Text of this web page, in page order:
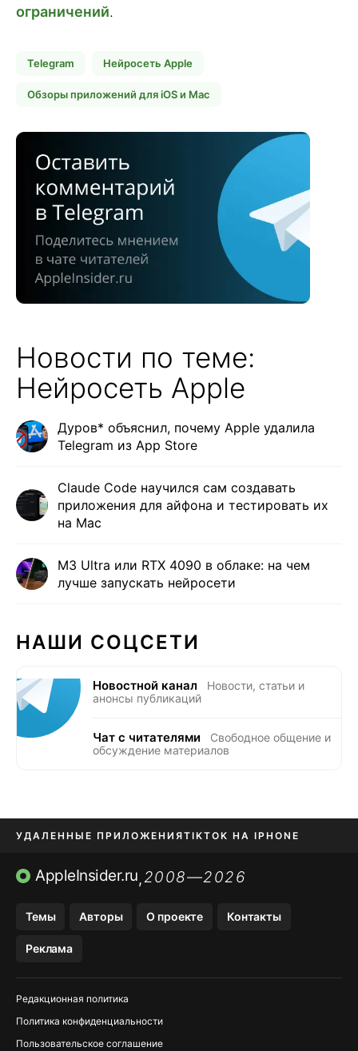
ограничений.
Telegram Нейросеть Apple
Обзоры приложений для iOS и Mac
Новости по теме:
Нейросеть Apple
Дуров* объяснил, почему Apple удалила
Telegram из App Store
Claude Code научился сам создавать
приложения для айфона и тестировать их
на Mac
M3 Ultra или RTX 4090 в облаке: на чем
лучше запускать нейросети
НАШИ СОЦСЕТИ
Новостной канал
Новости, статьи и
анонсы публикаций
Чат с читателями
Свободное общение и
обсуждение материалов
УДАЛЕННЫЕ ПРИЛОЖЕНИЯTIKTOK НА IPHONE
ПРИЛОЖЕНИЯ БЕЗ APP STORE
AppleInsider.ru,2008—2026
Темы Авторы О проекте Контакты
Реклама
Редакционная политика
Политика конфиденциальности
Пользовательское соглашение